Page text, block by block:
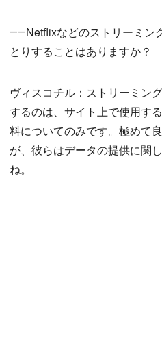
――Netflixなどのストリーミン
とりすることはありますか？
ヴィスコチル：ストリーミン
するのは、サイト上で使用す
料についてのみです。極めて
が、彼らはデータの提供に関
ね。